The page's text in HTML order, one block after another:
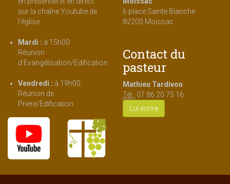
sur la chaîne Youtube de
l'église
Mardi : à 15h00
Réunion
d'Evangélisation/Edification
Vendredi : à 19h00
Réunion de
Prière/Edification
6 place Sainte Blanche
82200 Moissac
Contact du
pasteur
Mathieu Tardivon
Tél : 07 86 20 75 16
Lui écrire